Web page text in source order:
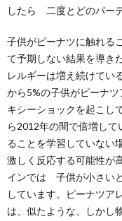
したら 二度とどのパー
子供がピーナツに触れ
て予期しない結果を導き
レルギーは増え続けて
から5%の子供がピーナ
キシーショックを起こ
ら2012年の間で倍増し
ることを学習していない
激しく反応する可能性が
インでは 子供が小さい
しています。ピーナツア
は、似たような、しかし